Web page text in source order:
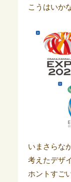
こうはいか
いまさらな
考えたデザ
ホントすご